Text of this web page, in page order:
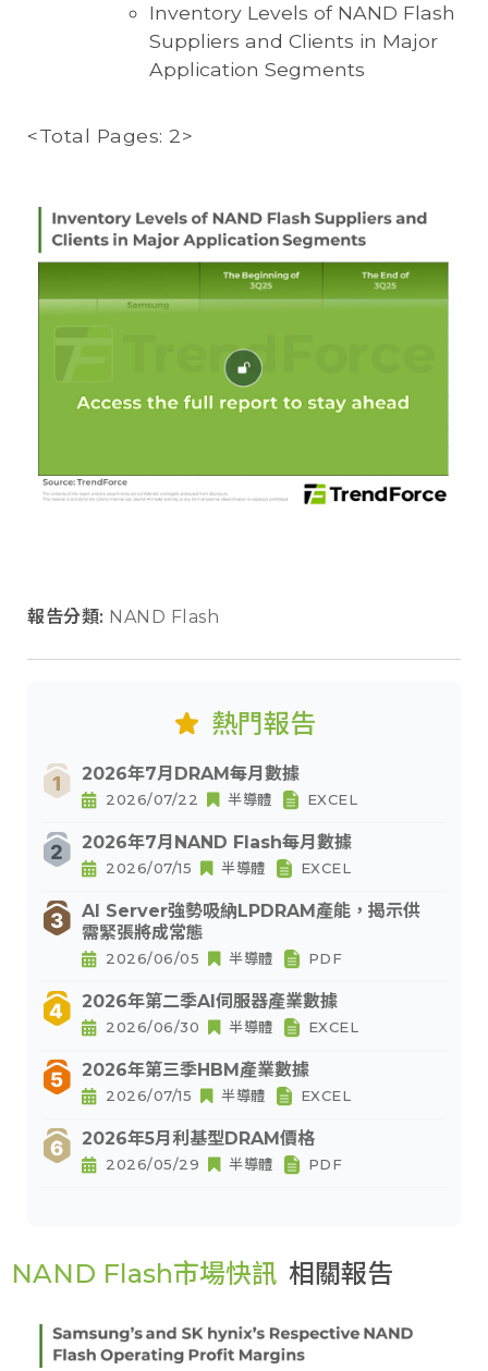
Inventory Levels of NAND Flash
Suppliers and Clients in Major
Application Segments
<Total Pages: 2>
報告分類: NAND Flash
熱門報告
2026年7月DRAM每月數據
2026/07/22 半導體 EXCEL
2026年7月NAND Flash每月數據
2026/07/15 半導體 EXCEL
AI Server強勢吸納LPDRAM產能，揭示供
需緊張將成常態
2026/06/05 半導體 PDF
2026年第二季AI伺服器產業數據
2026/06/30 半導體 EXCEL
2026年第三季HBM產業數據
2026/07/15 半導體 EXCEL
2026年5月利基型DRAM價格
2026/05/29 半導體 PDF
NAND Flash市場快訊 相關報告